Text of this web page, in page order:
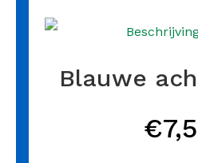
Blauwe